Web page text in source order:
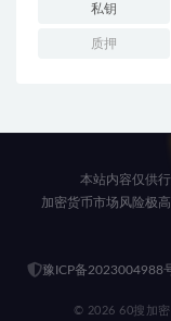
私钥
质押
本站内容仅供
加密货币市场风险极
豫ICP备2023004988
© 2026 60搜加